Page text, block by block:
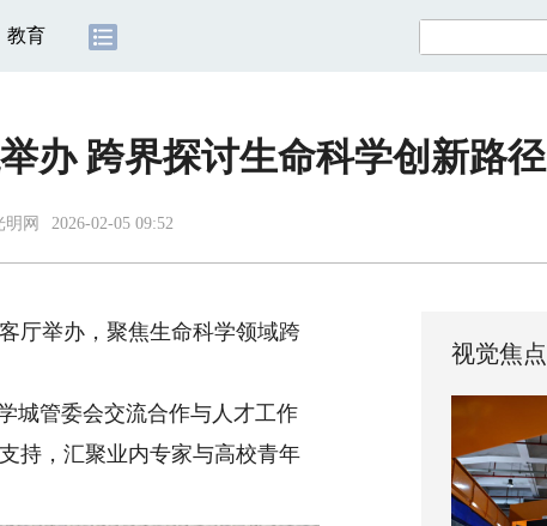
教育
办 跨界探讨生命科学创新路径
明网 2026-02-05 09:52
举办，聚焦生命科学领域跨
管委会交流合作与人才工作
持，汇聚业内专家与高校青年
视觉焦点